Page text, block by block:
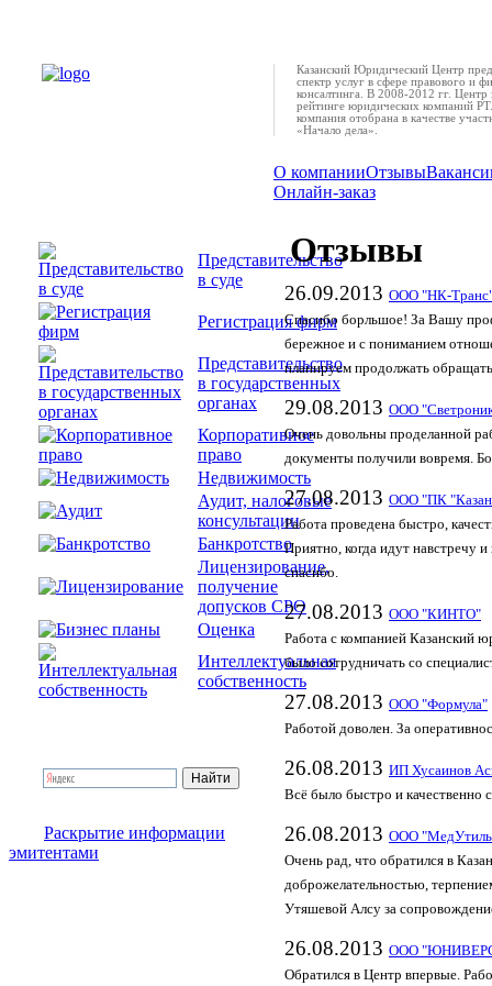
Представительство
в суде
Регистрация фирм
Представительство
в государственных
органах
Корпоративное
право
Недвижимость
Аудит, налоговые
консультации
Банкротство
Лицензирование,
получение
допусков СРО
Оценка
Интеллектуальная
собственность
Раскрытие информации
эмитентами
Казанский Юридический Центр
спектр услуг в сфере правового и
консалтинга. В 2008-2012 гг. Центр
рейтинге юридических компаний
компания отобрана в качестве
«Начало дела».
О компанииОтзывы
Онлайн-заказ
Отзывы
26.09.2013 ООО "НК-
Спасибо борльшое! За Вашу
бережное и с пониманием
планируем продолжать
29.08.2013 ООО
Очень довольны проделанной
документы получили вовремя.
27.08.2013 ООО "ПК
Работа проведена быстро,
Приятно, когда идут навстречу
спасибо.
27.08.2013 ООО "КИНТО"
Работа с компанией Казанский
было сотрудничать со
27.08.2013 ООО "Формула"
Работой доволен. За
26.08.2013 ИП Хусаинов
Всё было быстро и качественно
26.08.2013 ООО
Очень рад, что обратился в
доброжелательностью,
Утяшевой Алсу за
26.08.2013 ООО
Обратился в Центр впервые.